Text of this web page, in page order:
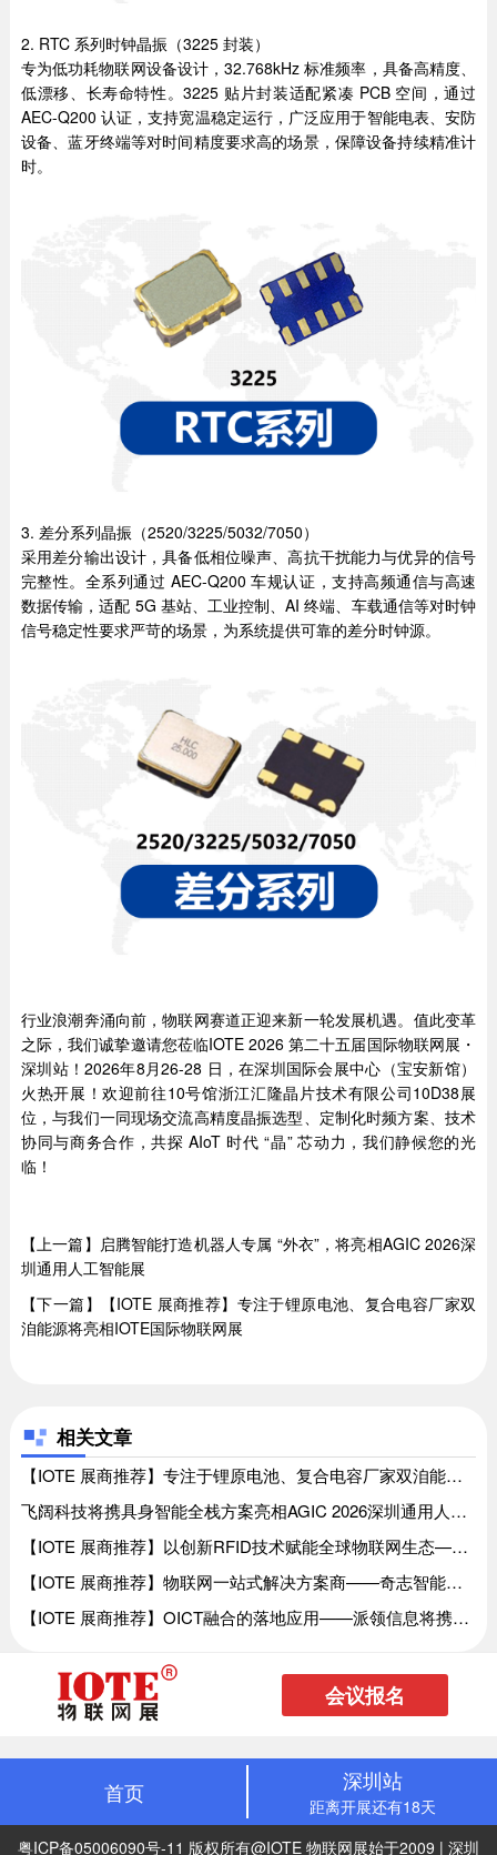
2. RTC 系列时钟晶振（3225 封装）
专为低功耗物联网设备设计，32.768kHz 标准频率，具备高精度、
低漂移、长寿命特性。3225 贴片封装适配紧凑 PCB 空间，通过
AEC-Q200 认证，支持宽温稳定运行，广泛应用于智能电表、安防
设备、蓝牙终端等对时间精度要求高的场景，保障设备持续精准计
时。
3. 差分系列晶振（2520/3225/5032/7050）
采用差分输出设计，具备低相位噪声、高抗干扰能力与优异的信号
完整性。全系列通过 AEC-Q200 车规认证，支持高频通信与高速
数据传输，适配 5G 基站、工业控制、AI 终端、车载通信等对时钟
信号稳定性要求严苛的场景，为系统提供可靠的差分时钟源。
行业浪潮奔涌向前，物联网赛道正迎来新一轮发展机遇。值此变革
之际，我们诚挚邀请您莅临IOTE 2026 第二十五届国际物联网展・
深圳站！2026年8月26-28 日，在深圳国际会展中心（宝安新馆）
火热开展！欢迎前往10号馆浙江汇隆晶片技术有限公司10D38展
位，与我们一同现场交流高精度晶振选型、定制化时频方案、技术
协同与商务合作，共探 AIoT 时代 “晶” 芯动力，我们静候您的光
临！
【上一篇】启腾智能打造机器人专属 “外衣”，将亮相AGIC 2026深
圳通用人工智能展
【下一篇】【IOTE 展商推荐】专注于锂原电池、复合电容厂家双
洎能源将亮相IOTE国际物联网展
相关文章
【IOTE 展商推荐】专注于锂原电池、复合电容厂家双洎能源将亮相IOTE国际物联网展、【IOTE 展商推荐】专注于锂原电池、复合电容厂家双洎能源将亮相IOTE国际物联网展
飞阔科技将携具身智能全栈方案亮相AGIC 2026深圳通用人工智能展、飞阔科技将携具身智能全栈方案亮相AGIC 2026深圳通用人工智能展
【IOTE 展商推荐】以创新RFID技术赋能全球物联网生态——杰众物联将亮相IOTE国际物联网展、【IOTE 展商推荐】以创新RFID技术赋能全球物联网生态——杰众物联将亮相IOTE国际物联网展
【IOTE 展商推荐】物联网一站式解决方案商——奇志智能将亮相IOTE国际物联网展、【IOTE 展商推荐】物联网一站式解决方案商——奇志智能将亮相IOTE国际物联网展
【IOTE 展商推荐】OICT融合的落地应用——派领信息将携边云智控产品及方案亮相IOTE国际物联网展、【IOTE 展商推荐】OICT融合的落地应用——派领信息将携边云智控产品及方案亮相IOTE国际物联网展
会议报名
首页 深圳站
距离开展还有18天
粤ICP备05006090号-11 版权所有@IOTE 物联网展始于2009 | 深圳